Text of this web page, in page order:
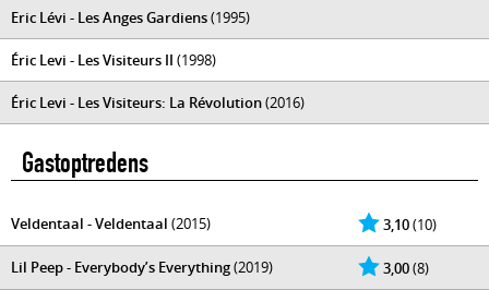
Eric Lévi - Les Anges Gardiens(1995)
Éric Levi - Les Visiteurs II (1998)
Éric Levi - Les Visiteurs: La Révolution(2016)
Gastoptredens
3,10(10)
Veldentaal - Veldentaal (2015)
3,00(8)
Lil Peep - Everybody’s Everything(2019)